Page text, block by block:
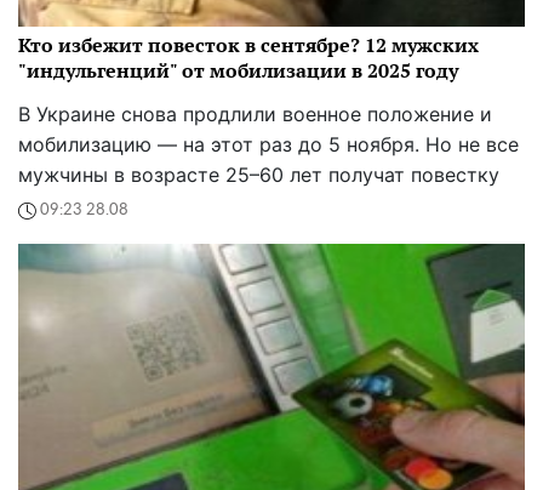
Кто избежит повесток в сентябре? 12 мужских
"индульгенций" от мобилизации в 2025 году
В Украине снова продлили военное положение и
мобилизацию — на этот раз до 5 ноября. Но не все
мужчины в возрасте 25–60 лет получат повестку
09:23 28.08